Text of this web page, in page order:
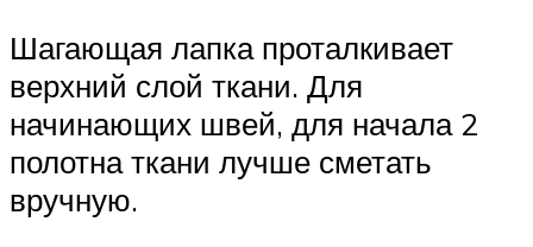
Шагающая лапка проталкивает
верхний слой ткани. Для
начинающих швей, для начала 2
полотна ткани лучше сметать
вручную.